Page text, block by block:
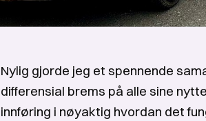
Nylig gjorde jeg et spennende
differensial brems på alle sine
innføring i nøyaktig hvordan det